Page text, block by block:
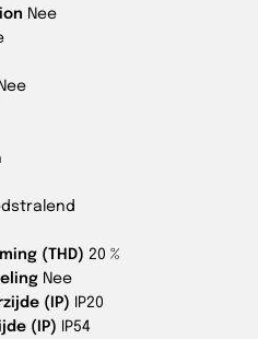
Nee
(THD) 20 %
Nee
(IP) IP20
(IP) IP54